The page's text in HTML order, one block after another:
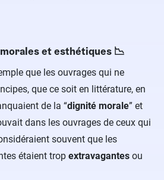
et esthétiques 📉
que les ouvrages qui ne
que ce soit en littérature, en
de la “dignité morale” et
dans les ouvrages de ceux qui
souvent que les
étaient trop extravagantes ou